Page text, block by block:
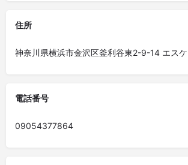
住所
神奈川県横浜市金沢区釜利谷東2-9-14 エス
電話番号
09054377864